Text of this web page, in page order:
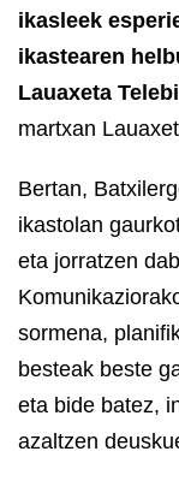
ikasleek
ikastearen
Lauaxeta
martxan
Bertan,
ikastolan
eta jorratzen
sormena,
besteak beste
eta bide batez,
azaltzen